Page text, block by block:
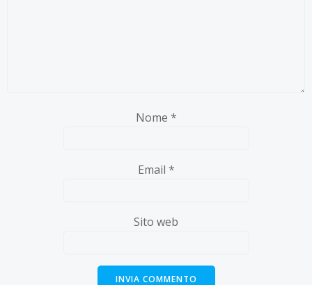
Nome *
Email *
Sito web